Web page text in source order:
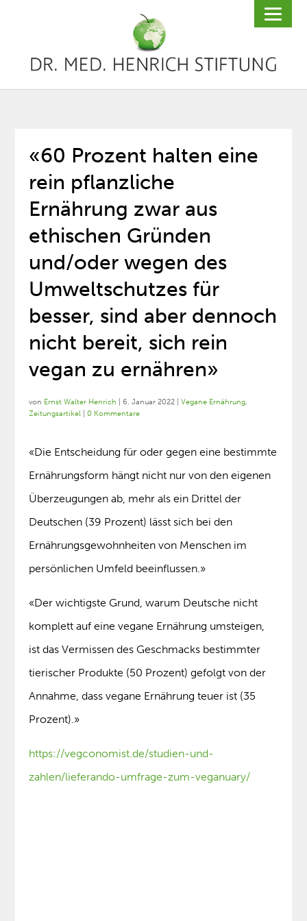
«60 Prozent halten eine
rein pflanzliche
Ernährung zwar aus
ethischen Gründen
und/oder wegen des
Umweltschutzes für
besser, sind aber dennoch
nicht bereit, sich rein
vegan zu ernähren»
von Ernst Walter Henrich |6. Januar 2022 |Vegane Ernährung,
Zeitungsartikel |0 Kommentare
«Die Entscheidung für oder gegen eine bestimmte
Ernährungsform hängt nicht nur von den eigenen
Überzeugungen ab, mehr als ein Drittel der
Deutschen (39 Prozent) lässt sich bei den
Ernährungsgewohnheiten von Menschen im
persönlichen Umfeld beeinflussen.»
«Der wichtigste Grund, warum Deutsche nicht
komplett auf eine vegane Ernährung umsteigen,
ist das Vermissen des Geschmacks bestimmter
tierischer Produkte (50 Prozent) gefolgt von der
Annahme, dass vegane Ernährung teuer ist (35
Prozent).»
https://vegconomist.de/studien-und-
zahlen/lieferando-umfrage-zum-veganuary/